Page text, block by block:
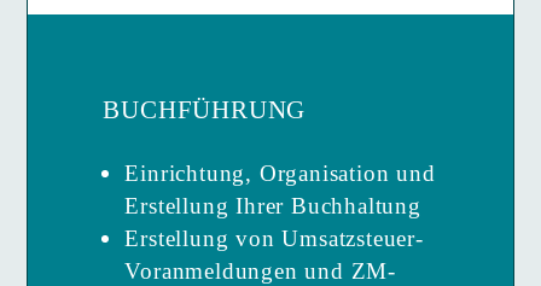
BUCHFÜHRUNG
Einrichtung, Organisation und
Erstellung Ihrer Buchhaltung
Erstellung von Umsatzsteuer-
Voranmeldungen und ZM-